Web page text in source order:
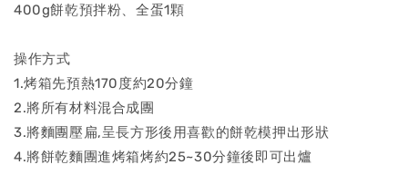
400g餅乾預拌粉、全蛋1顆
操作方式
1.烤箱先預熱170度約20分鐘
2.將所有材料混合成團
3.將麵團壓扁,呈長方形後用喜歡的餅乾模押出形狀
4.將餅乾麵團進烤箱烤約25~30分鐘後即可出爐